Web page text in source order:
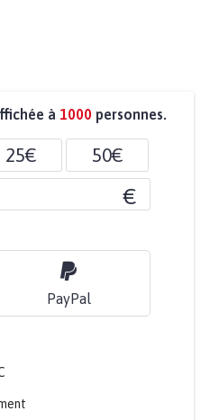
à 1000 personnes.
25€ 50€
€
PayPal